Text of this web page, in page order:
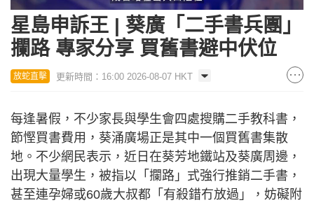
Unmute
17.21%
星島申訴王 | 葵廣「二手書兵團」
攔路 專家分享 買舊書避中伏位
放蛇直擊 更新時間：16:00 2026-08-07 HKT
每逢暑假，不少家長與學生會四處搜購二手教科書，
節慳買書費用，葵涌廣場正是其中一個買舊書集散
地。不少網民表示，近日在葵芳地鐵站及葵廣周邊，
出現大量學生，被指以「攔路」式強行推銷二手書，
甚至連孕婦或60歲大叔都「有殺錯冇放過」，妨礙附